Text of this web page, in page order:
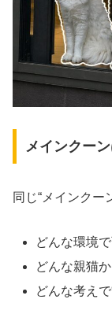
メインクー
同じ“メインクー
どんな環境
どんな親猫
どんな考え